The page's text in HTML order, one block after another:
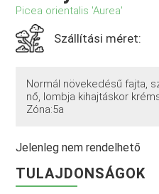
Picea orientalis 'Aurea'
Szállítási méret:
Normál növekedésű fajta,
nő, lombja kihajtáskor
Zóna:5a
Jelenleg nem rendelhető
TULAJDONSÁGOK